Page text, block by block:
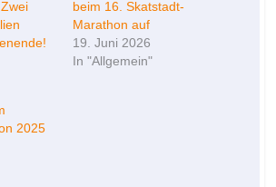
beim 16. Skatstadt-
Marathon auf
19. Juni 2026
In "Allgemein"
2025